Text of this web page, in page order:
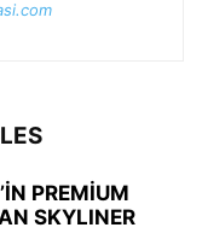
PREMİUM
SKYLINER